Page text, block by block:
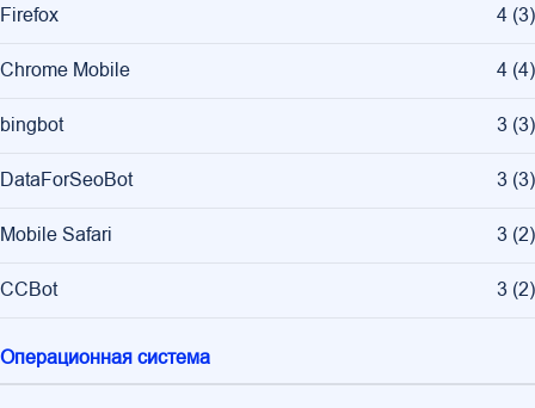
Firefox 4 (3)
Chrome Mobile 4 (4)
bingbot 3 (3)
DataForSeoBot 3 (3)
Mobile Safari 3 (2)
CCBot 3 (2)
Операционная система